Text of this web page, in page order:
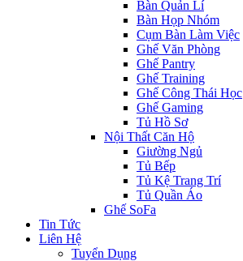
Bàn Quản Lí
Bàn Họp Nhóm
Cụm Bàn Làm Việc
Ghế Văn Phòng
Ghế Pantry
Ghế Training
Ghế Công Thái Học
Ghế Gaming
Tủ Hồ Sơ
Nội Thất Căn Hộ
Giường Ngủ
Tủ Bếp
Tủ Kệ Trang Trí
Tủ Quần Áo
Ghế SoFa
Tin Tức
Liên Hệ
Tuyển Dụng